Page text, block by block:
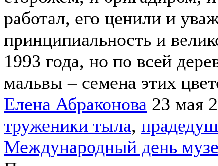
работал, его ценили и
принципиальность и
1993 года, но по всей
мальвы – семена этих
Елена Абраконова 23 мая
труженики тыла,
Международный день